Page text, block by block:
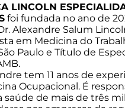
LINCOLN
foi fundada no ano de
Alexandre Salum
em Medicina do
Paulo e Título de
tem 11 anos de
Ocupacional. É
saúde de mais de três mil